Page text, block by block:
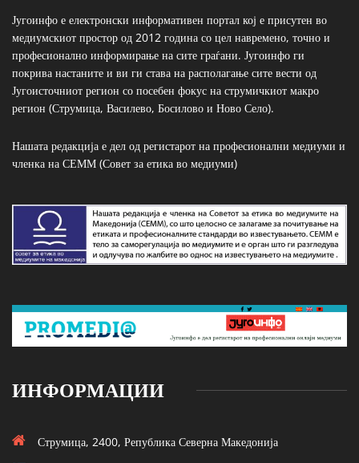
Југоинфо е електронски информативен портал кој е присутен во
медиумскиот простор од 2012 година со цел навремено, точно и
професионално информирање на сите граѓани. Југоинфо ги
покрива настаните и ви ги става на располагање сите вести од
Југоисточниот регион со посебен фокус на струмичкиот макро
регион (Струмица, Василево, Босилово и Ново Село).
Нашата редакција е дел од регистарот на професионални медиуми и
членка на СЕММ (Совет за етика во медиуми)
ИНФОРМАЦИИ
Струмица, 2400, Република Северна Македонија